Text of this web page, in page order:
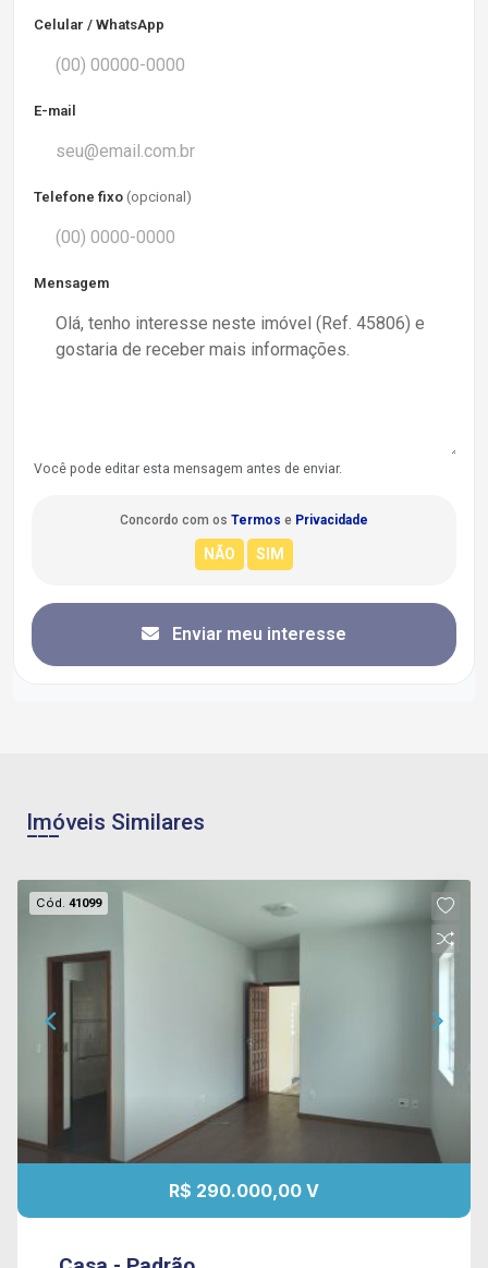
Celular / WhatsApp
E-mail
Telefone fixo (opcional)
Mensagem
Você pode editar esta mensagem antes de enviar.
Concordo com os Termos e Privacidade
Enviar meu interesse
Imóveis Similares
Cód.41099
R$ 290.000,00 V